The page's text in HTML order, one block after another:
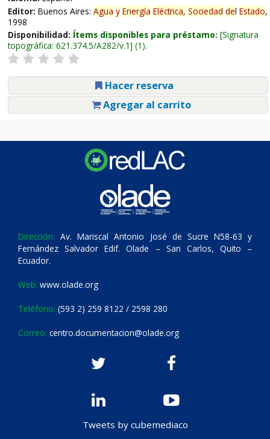
Editor: Buenos Aires: Agua y Energía Eléctrica, Sociedad del Estado,
1998
Disponibilidad: Ítems disponibles para préstamo: Signatura
topográfica: 621.374.5/A282/v.1 (1).
Hacer reserva
Agregar al carrito
Dirección: Av. Mariscal Antonio José de Sucre N58-63 y
Fernández Salvador Edif. Olade – San Carlos, Quito –
Ecuador.
Web: www.olade.org
Teléfono: (593 2) 259 8122 / 2598 280
Correo: centro.documentacion@olade.org
Tweets by cubemediaco